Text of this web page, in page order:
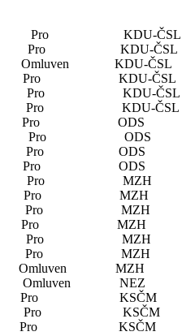
Pro KDU-ČSL
Pro KDU-ČSL
KDU-ČSL
Ing. Pro KDU-ČSL
Pro KDU-ČSL
Pro KDU-ČSL
Pro ODS
Pro ODS
Pro ODS
Pro ODS
Pro MZH
Pro MZH
Pro MZH
Pro MZH
Pro MZH
Pro MZH
Omluven MZH
Omluven NEZ
Pro KSČM
Pro KSČM
Pro KSČM